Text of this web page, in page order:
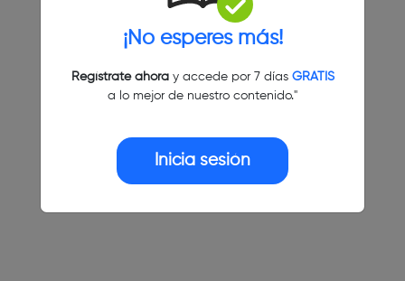
¡No esperes más!
Regístrate ahoray accede por 7 días GRATIS
a lo mejor de nuestro contenido."
Inicia sesión